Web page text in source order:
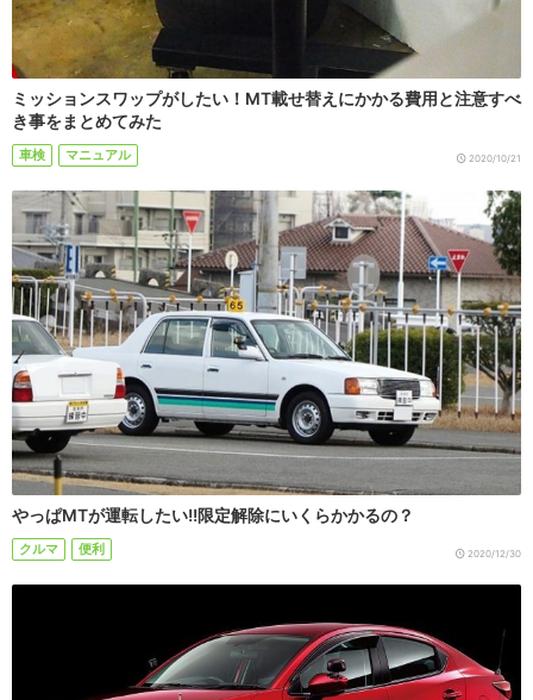
ミッションスワップがしたい！MT載せ替えにかかる費用と注意すべ
き事をまとめてみた
車検 マニュアル 2020/10/21
やっぱMTが運転したい!!限定解除にいくらかかるの？
クルマ 便利 2020/12/30